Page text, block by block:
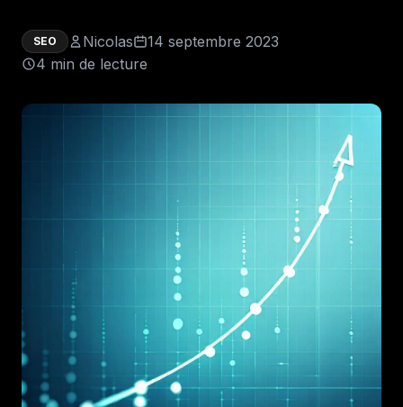
SEO Nicolas
14 septembre 2023
4 min de lecture